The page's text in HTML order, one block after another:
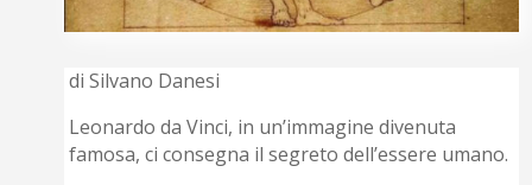
di Silvano Danesi
Leonardo da Vinci, in un’immagine divenuta
famosa, ci consegna il segreto dell’essere umano.